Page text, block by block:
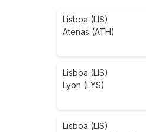
Lisboa (LIS)
Atenas (ATH)
Lisboa (LIS)
Lyon (LYS)
Lisboa (LIS)